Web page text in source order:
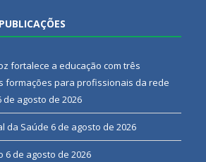
fortalece a educação com três
formações para profissionais da rede
de agosto de 2026
da Saúde 6 de agosto de 2026
6 de agosto de 2026